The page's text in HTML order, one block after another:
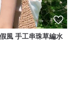
風 手工串珠草編水